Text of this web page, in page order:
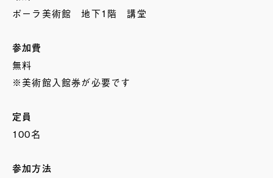
ポーラ美術館 地下1階 講堂
参加費
無料
※美術館入館券が必要です
定員
100名
参加方法